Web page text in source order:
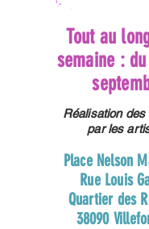
Tout au
semaine :
Réalisation des
par les
Place Nelson
Rue Louis
Quartier des
38090